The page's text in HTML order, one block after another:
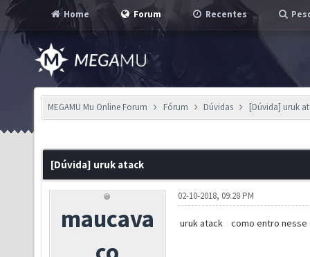
Home Forum Recentes
MEGAMU Mu Online Forum Fórum Dúvidas [Dúvida] uruk
[Dúvida] uruk atack
maucava
02-10-2018, 09:28 PM
uruk atack como entro nesse